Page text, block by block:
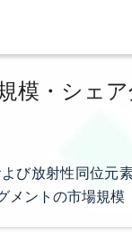
模・シェ
び放射性同位元
ントの市場規模